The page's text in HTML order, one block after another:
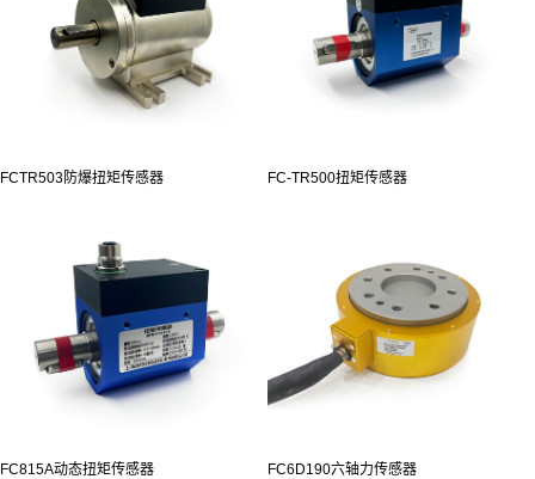
FCTR503防爆扭矩传感器 FC-TR500扭矩传感器
FC815A动态扭矩传感器 FC6D190六轴力传感器